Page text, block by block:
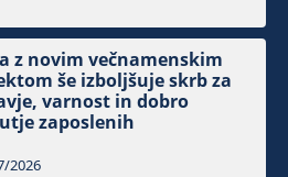
z novim večnamenskim
še izboljšuje skrb za
varnost in dobro
zaposlenih
2026